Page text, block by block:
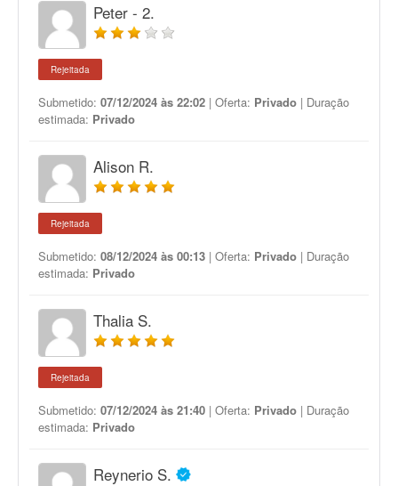
Peter - 2.
Rejeitada
Submetido: 07/12/2024 às 22:02 | Oferta: Privado | Duração
estimada: Privado
Alison R.
Rejeitada
Submetido: 08/12/2024 às 00:13 | Oferta: Privado | Duração
estimada: Privado
Thalia S.
Rejeitada
Submetido: 07/12/2024 às 21:40 | Oferta: Privado | Duração
estimada: Privado
Reynerio S.